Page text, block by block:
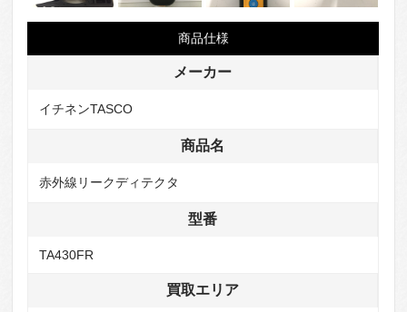
商品仕様
メーカー
イチネンTASCO
商品名
赤外線リークディテクタ
型番
TA430FR
買取エリア